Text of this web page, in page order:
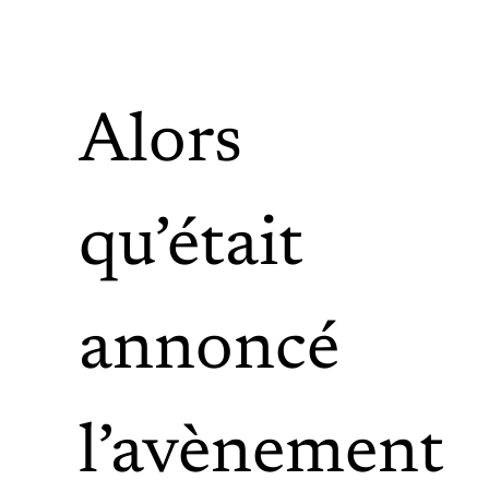
Alors
qu’était
annoncé
l’avènement